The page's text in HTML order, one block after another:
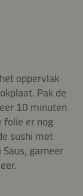
oppervlak
Pak de
10 minuten
folie er nog
sushi met
garneer